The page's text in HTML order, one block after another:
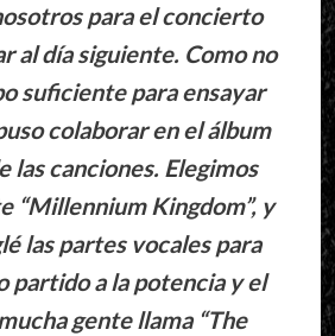
para el concierto
al día siguiente. Como no
suficiente para ensayar
colaborar en el álbum
las canciones. Elegimos
“Millennium Kingdom”, y
las partes vocales para
partido a la potencia y el
gente llama “The